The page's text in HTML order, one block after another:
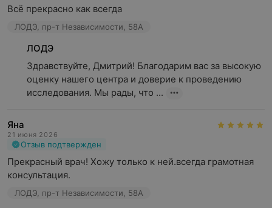
Всё прекрасно как всегда
ЛОДЭ, пр-т Независимости, 58А
ЛОДЭ
Здравствуйте, Дмитрий! Благодарим вас за высокую
оценку нашего центра и доверие к проведению
исследования. Мы рады, что ...
Яна
21 июня 2026
Отзыв подтвержден
Прекрасный врач! Хожу только к ней.всегда грамотная
консультация.
ЛОДЭ, пр-т Независимости, 58А